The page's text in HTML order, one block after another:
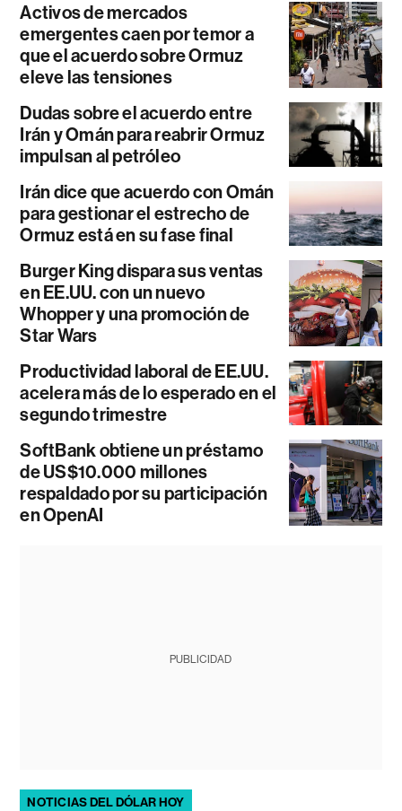
Activos de mercados
emergentes caen por temor a
que el acuerdo sobre Ormuz
eleve las tensiones
Dudas sobre el acuerdo entre
Irán y Omán para reabrir Ormuz
impulsan al petróleo
Irán dice que acuerdo con Omán
para gestionar el estrecho de
Ormuz está en su fase final
Burger King dispara sus ventas
en EE.UU. con un nuevo
Whopper y una promoción de
Star Wars
Productividad laboral de EE.UU.
acelera más de lo esperado en el
segundo trimestre
SoftBank obtiene un préstamo
de US$10.000 millones
respaldado por su participación
en OpenAI
PUBLICIDAD
NOTICIAS DEL DÓLAR HOY